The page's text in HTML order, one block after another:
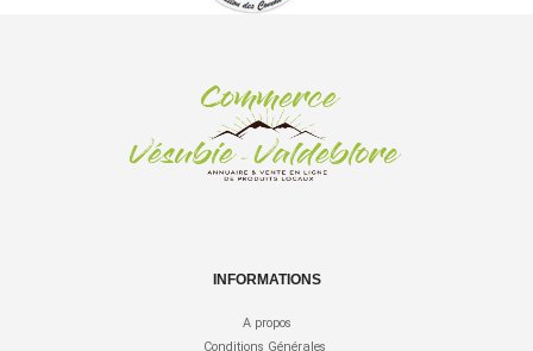
INFORMATIONS
A propos
Conditions Générales